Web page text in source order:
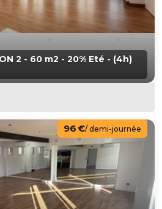
2 - 60 m2 - 20% Eté - (4h)
96 €/ demi-journée